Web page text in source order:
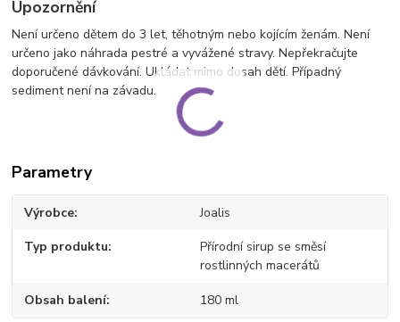
Upozornění
Není určeno dětem do 3 let, těhotným nebo kojícím ženám. Není
určeno jako náhrada pestré a vyvážené stravy. Nepřekračujte
doporučené dávkování. Ukládat mimo dosah dětí. Případný
sediment není na závadu.
Parametry
Výrobce Joalis
Typ produktu
Přírodní sirup se směsí
rostlinných macerátů
Obsah balení 180 ml